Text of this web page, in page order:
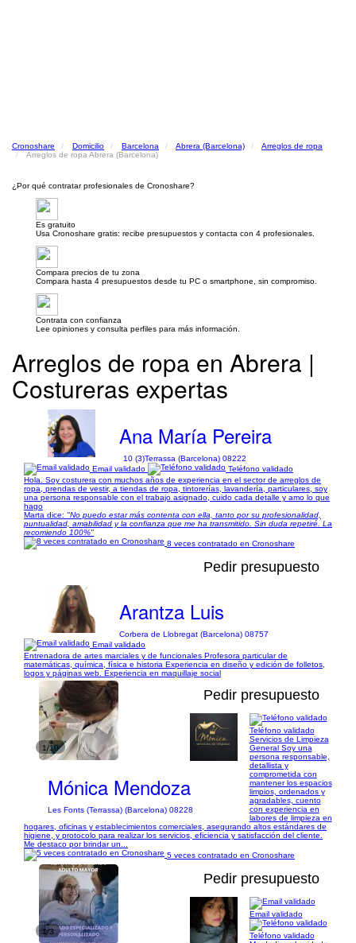
Cronoshare Domicilio Barcelona Abrera (Barcelona)
Arreglos de ropa
Arreglos de ropa Abrera (Barcelona)
¿Por qué contratar profesionales de Cronoshare?
Es gratuito
Usa Cronoshare gratis: recibe presupuestos y contacta con 4 profesionales.
Compara precios de tu zona
Compara hasta 4 presupuestos desde tu PC o smartphone, sin compromiso.
Contrata con confianza
Lee opiniones y consulta perfiles para más información.
Arreglos de ropa en Abrera |
Costureras expertas
Ana María Pereira
10 (3)Terrassa (Barcelona) 08222
Email validado
Teléfono validado
Hola. Soy costurera con muchos años de experiencia en el sector de arreglos de
ropa, prendas de vestir, a tiendas de ropa, tintorerías, lavandería, particulares, soy
una persona responsable con el trabajo asignado, cuido cada detalle y amo lo que
hago
Marta dice: "No puedo estar más contenta con ella, tanto por su profesionalidad,
puntualidad, amabilidad y la confianza que me ha transmitido. Sin duda repetiré. La
recomiendo 100%"
8 veces contratado en Cronoshare
Pedir presupuesto
Arantza Luis
Corbera de Llobregat (Barcelona) 08757
Email validado
Entrenadora de artes marciales y de funcionales Profesora particular de
matemáticas, química, física e historia Experiencia en diseño y edición de folletos,
logos y páginas web. Experiencia en maquillaje social
1/10
Pedir presupuesto
Mónica Mendoza
Les Fonts (Terrassa) (Barcelona) 08228
Teléfono validado
Servicios de Limpieza
General Soy una
persona responsable,
detallista y
comprometida con
mantener los espacios
limpios, ordenados y
agradables, cuento
con experiencia en
labores de limpieza en
hogares, oficinas y establecimientos comerciales, asegurando altos estándares de
higiene, y protocolo para realizar los servicios, eficiencia y satisfacción del cliente.
Me destaco por brindar un...
5 veces contratado en Cronoshare
1/3
Pedir presupuesto
Email validado
Teléfono validado